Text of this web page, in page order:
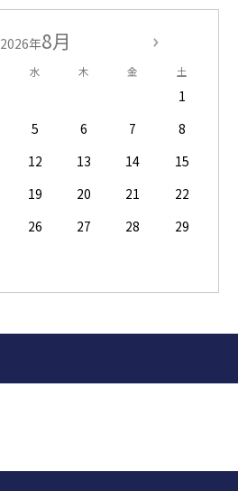
2026年8月
水 木 金 土
1
5 6 7
8
12 13 14
15
19 20 21
22
26 27 28
29